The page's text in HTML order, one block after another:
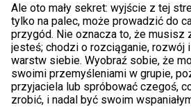
Ale oto mały sekret: wyjście z tej
tylko na palec, może prowadzić do
przygód. Nie oznacza to, że musisz
jesteś; chodzi o rozciąganie, rozwój
warstw siebie. Wyobraź sobie, że
swoimi przemyśleniami w grupie,
przyjaciela lub spróbować czegoś,
zrobić, i nadal być swoim